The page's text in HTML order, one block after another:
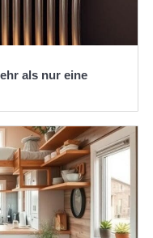
als nur eine